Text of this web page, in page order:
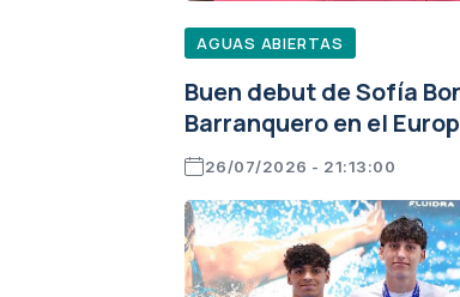
AGUAS ABIERTAS
Buen debut de Sofía
Barranquero en el
26/07/2026 - 21:13:00